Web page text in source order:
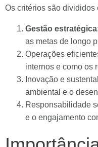
Os critérios são divididos
Gestão
as metas de longo
Operações
internos e como os
Inovação e
ambiental e o
Responsabilidade
e o engajamento